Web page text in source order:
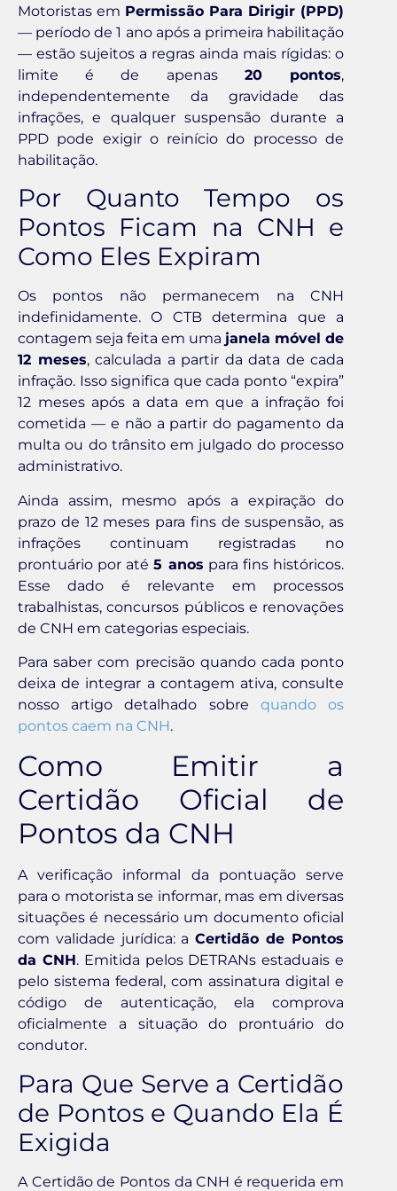
Motoristas em Permissão Para Dirigir (PPD)
— período de 1 ano após a primeira habilitação
— estão sujeitos a regras ainda mais rígidas: o
limite é de apenas 20 pontos,
independentemente da gravidade das
infrações, e qualquer suspensão durante a
PPD pode exigir o reinício do processo de
habilitação.
Por Quanto Tempo os
Pontos Ficam na CNH e
Como Eles Expiram
Os pontos não permanecem na CNH
indefinidamente. O CTB determina que a
contagem seja feita em uma janela móvel de
12 meses, calculada a partir da data de cada
infração. Isso significa que cada ponto “expira”
12 meses após a data em que a infração foi
cometida — e não a partir do pagamento da
multa ou do trânsito em julgado do processo
administrativo.
Ainda assim, mesmo após a expiração do
prazo de 12 meses para fins de suspensão, as
infrações continuam registradas no
prontuário por até5 anos para fins históricos.
Esse dado é relevante em processos
trabalhistas, concursos públicos e renovações
de CNH em categorias especiais.
Para saber com precisão quando cada ponto
deixa de integrar a contagem ativa, consulte
nosso artigo detalhado sobre quando os
pontos caem na CNH.
Como Emitir a
Certidão Oficial de
Pontos da CNH
A verificação informal da pontuação serve
para o motorista se informar, mas em diversas
situações é necessário um documento oficial
com validade jurídica: aCertidão de Pontos
da CNH. Emitida pelos DETRANs estaduais e
pelo sistema federal, com assinatura digital e
código de autenticação, ela comprova
oficialmente a situação do prontuário do
condutor.
Para Que Serve a Certidão
de Pontos e Quando Ela É
Exigida
A Certidão de Pontos da CNH é requerida em